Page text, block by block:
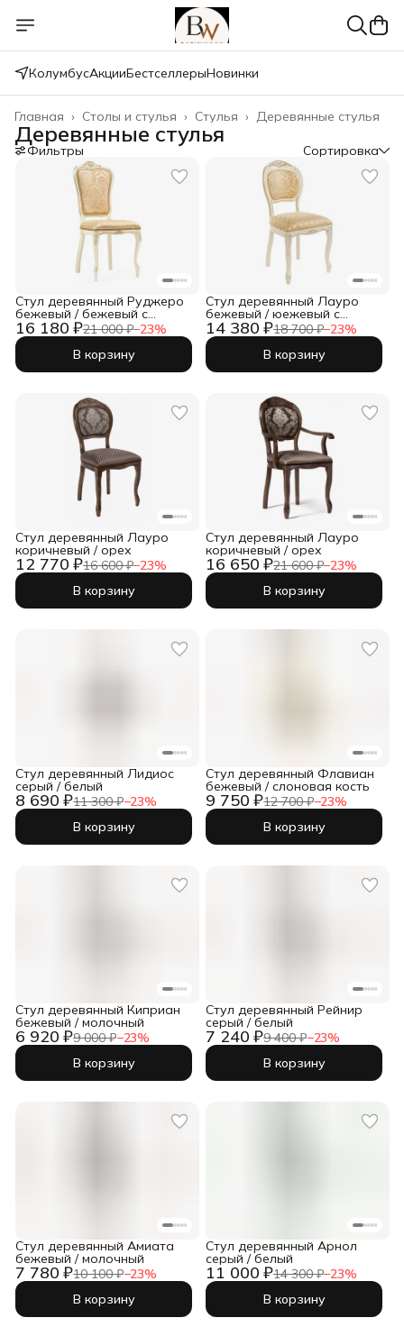
КолумбусАкцииБестселлерыНовинки
Деревянные стулья
Стулья ›
Столы и стулья ›
Главная ›
Деревянные стулья
Фильтры Сортировка
16 180 ₽21 000 ₽−23%
Стул деревянный Руджеро
бежевый / бежевый с
патиной
В корзину
14 380 ₽18 700 ₽−23%
Стул деревянный Лауро
бежевый / юежевый с
патиной
В корзину
12 770 ₽16 600 ₽−23%
Стул деревянный Лауро
коричневый / орех
В корзину
16 650 ₽21 600 ₽−23%
Стул деревянный Лауро
коричневый / орех
В корзину
8 690 ₽11 300 ₽−23%
Стул деревянный Лидиос
серый / белый
В корзину
9 750 ₽12 700 ₽−23%
Стул деревянный Флавиан
бежевый / слоновая кость
В корзину
6 920 ₽9 000 ₽−23%
Стул деревянный Киприан
бежевый / молочный
В корзину
7 240 ₽9 400 ₽−23%
Стул деревянный Рейнир
серый / белый
В корзину
7 780 ₽10 100 ₽−23%
Стул деревянный Амиата
бежевый / молочный
В корзину
11 000 ₽14 300 ₽−23%
Стул деревянный Арнол
серый / белый
В корзину